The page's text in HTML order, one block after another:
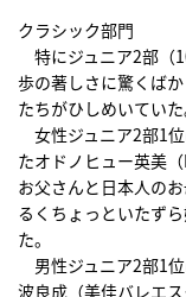
クラシック部門
特にジュニア2部（
歩の著しさに驚くば
たちがひしめいてい
女性ジュニア2部1
たオドノヒュー英美
お父さんと日本人の
るくちょっといたず
た。
男性ジュニア2部1
波良成（美佳バレエ